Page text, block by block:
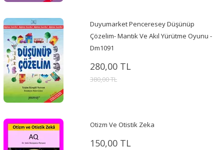
Duyumarket Penceresey Düşünüp
Çözelim- Mantık Ve Akıl Yürütme Oyunu -
Dm1091
280,00 TL
380,00 TL
Otizm Ve Otistik Zeka
150,00 TL